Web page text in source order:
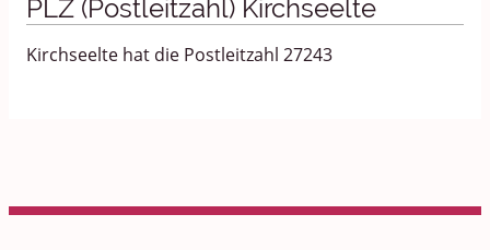
PLZ (Postleitzahl) Kirchseelte
Kirchseelte hat die Postleitzahl 27243